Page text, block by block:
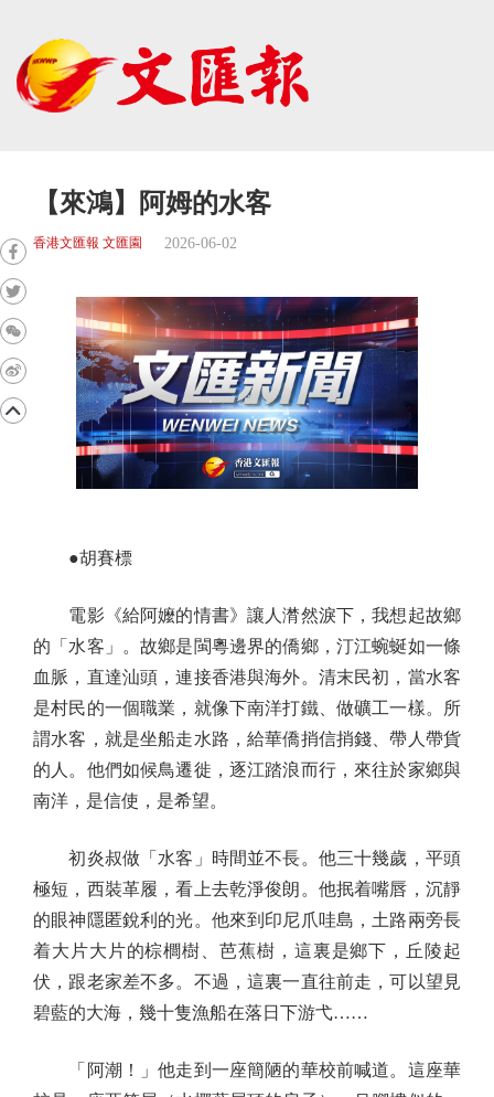
【來鴻】阿姆的水客
香港文匯報 文匯園 2026-06-02
●胡賽標
電影《給阿嬤的情書》讓人潸然淚下，我想起故鄉
的「水客」。故鄉是閩粵邊界的僑鄉，汀江蜿蜒如一條
血脈，直達汕頭，連接香港與海外。清末民初，當水客
是村民的一個職業，就像下南洋打鐵、做礦工一樣。所
謂水客，就是坐船走水路，給華僑捎信捎錢、帶人帶貨
的人。他們如候鳥遷徙，逐江踏浪而行，來往於家鄉與
南洋，是信使，是希望。
初炎叔做「水客」時間並不長。他三十幾歲，平頭
極短，西裝革履，看上去乾淨俊朗。他抿着嘴唇，沉靜
的眼神隱匿銳利的光。他來到印尼爪哇島，土路兩旁長
着大片大片的棕櫚樹、芭蕉樹，這裏是鄉下，丘陵起
伏，跟老家差不多。不過，這裏一直往前走，可以望見
碧藍的大海，幾十隻漁船在落日下游弋……
「阿潮！」他走到一座簡陋的華校前喊道。這座華